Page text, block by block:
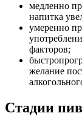
медленно
напитка
умеренно
факторов;
желание
Стадии